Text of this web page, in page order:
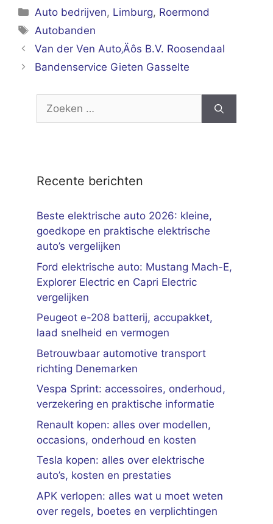
Categorieën
Auto bedrijven, Limburg, Roermond
Tags
Autobanden
Van der Ven Auto‚Äôs B.V. Roosendaal
Bandenservice Gieten Gasselte
Zoek
Recente berichten
Beste elektrische auto 2026: kleine,
goedkope en praktische elektrische
auto’s vergelijken
Ford elektrische auto: Mustang Mach-E,
Explorer Electric en Capri Electric
vergelijken
Peugeot e-208 batterij, accupakket,
laad snelheid en vermogen
Betrouwbaar automotive transport
richting Denemarken
Vespa Sprint: accessoires, onderhoud,
verzekering en praktische informatie
Renault kopen: alles over modellen,
occasions, onderhoud en kosten
Tesla kopen: alles over elektrische
auto’s, kosten en prestaties
APK verlopen: alles wat u moet weten
over regels, boetes en verplichtingen